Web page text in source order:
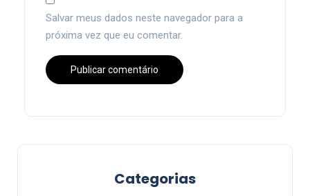
Salvar meus dados neste navegador para a
próxima vez que eu comentar.
Categorias